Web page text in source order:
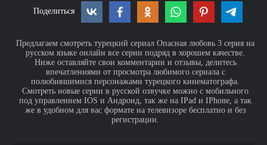
Поделиться
Предлагаем смотреть турецкий сериал Опасная любовь 3 серия на
русском языке онлайн все серии подряд в хорошем качестве.
Ниже оставляйте свои комментарии и отзывы, делитесь
впечатлениями от просмотра любимого сериала с
полюбившимися персонажами турецкого кинематографа.
Смотреть новые серии в русской озвучке можно с мобильного
под управлением IOS и Андроид, так же на IPad и IPhone, а так
же в удобном для вас формате на телевизоре бесплатно и без
регистрации.